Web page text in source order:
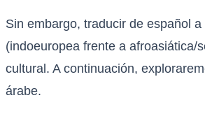
Sin embargo, traducir de español
(indoeuropea frente a afroasiática/
cultural. A continuación,
árabe.